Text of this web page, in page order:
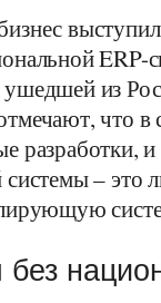
ERP-
из
что в
разработки,
– это